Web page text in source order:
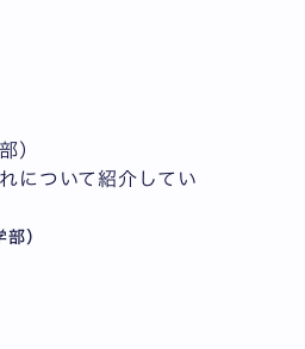
）
について紹介してい
）